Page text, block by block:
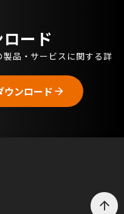
ード
製品・サービスに関する詳
ウンロード arrow_forward
arrow_upward